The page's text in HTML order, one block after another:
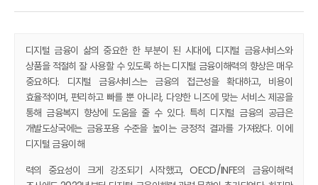
디지털 금융이 삶의 중요한 한 부분이 된 시대에, 디지털 금융서비스와
상품을 적절히 잘 사용할 수 있도록 하는 디지털 금융이해력의 향상은 매우
중요하다. 디지털 금융서비스는 금융의 접근성을 확대하고, 비용이
효율적이며, 편리하고 빠를 뿐 아니라, 다양한 니즈에 맞는 서비스 제공을
통해 금융복지 향상에 도움을 줄 수 있다. 특히 디지털 금융의 공급은
개발도상국에는 금융포용 수준을 높이는 긍정적 결과를 가져왔다. 이에
디지털 금융이해
력의 중요성이 크게 강조되기 시작했고, OECD/INFE의 금융이해력